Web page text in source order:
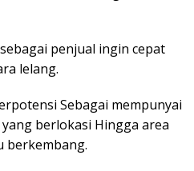
penjual ingin cepat
lelang.
Sebagai mempunyai
berlokasi Hingga area
berkembang.